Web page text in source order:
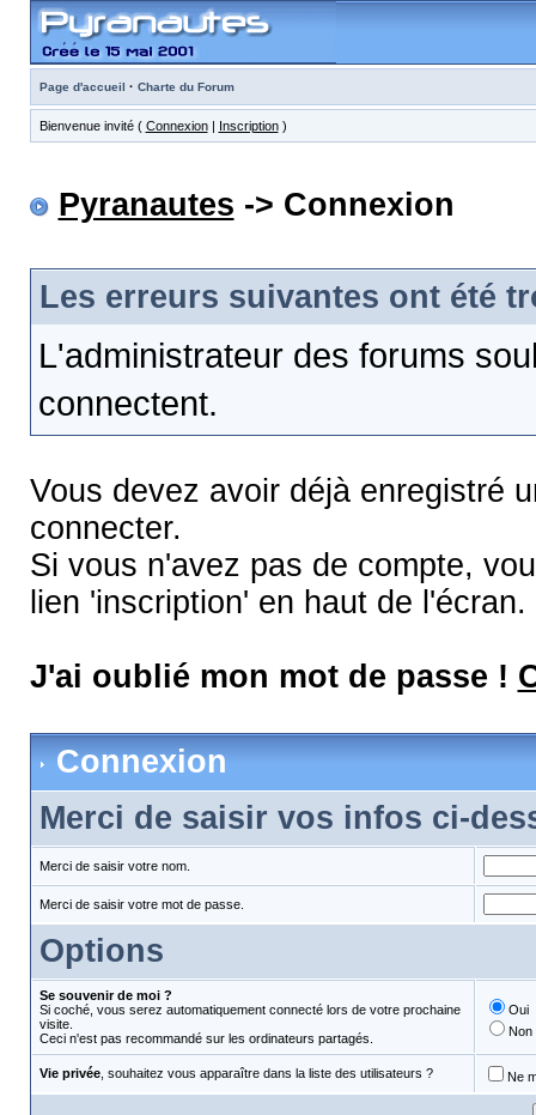
Page d'accueil · Charte du Forum
Bienvenue invité ( Connexion| Inscription)
Pyranautes -> Connexion
Les erreurs suivantes ont été
L'administrateur des forums
connectent.
Vous devez avoir déjà enregistré
connecter.
Si vous n'avez pas de compte,
lien 'inscription' en haut de l'écran.
J'ai oublié mon mot de passe !
Connexion
Merci de saisir vos infos ci-
Merci de saisir votre nom.
Merci de saisir votre mot de passe.
Options
Se souvenir de moi ?
Si coché, vous serez automatiquement connecté lors de votre prochaine
visite.
Ceci n'est pas recommandé sur les ordinateurs partagés.
Oui
Non
Vie privée, souhaitez vous apparaître dans la liste des utilisateurs ? Ne